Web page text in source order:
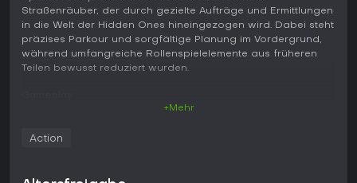
Straßenräuber, der durch gezielte Aufträge und Ermittlungen
in die Welt der Hidden Ones hineingezogen wird. Dabei steht
präzises Parkour und sorgfältige Planung im Vordergrund,
während umfangreiche Rollenspielelemente aus früheren
Teilen bewusst reduziert wurden.
seine Hidden Blade für stille Tötungen sowie verschiedene
+Mehr
Action